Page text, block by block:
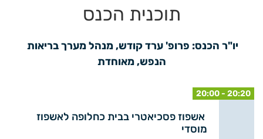
תוכנית הכנס
הנפש, מאוחדת
20:00 - 20:20
אשפוז פסכיאטרי בבית כחלופה לאשפוז
מוסדי